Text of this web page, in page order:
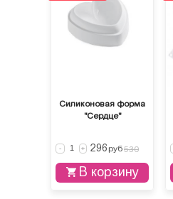
Силиконовая форма
"Сердце"
- + 296руб530
В корзину